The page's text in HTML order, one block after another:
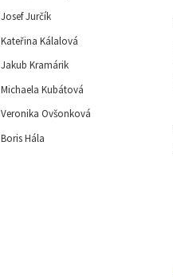
Josef Jurčík
Kateřina Kálalová
Jakub Kramárik
Michaela Kubátová
Veronika Ovšonková
Boris Hála